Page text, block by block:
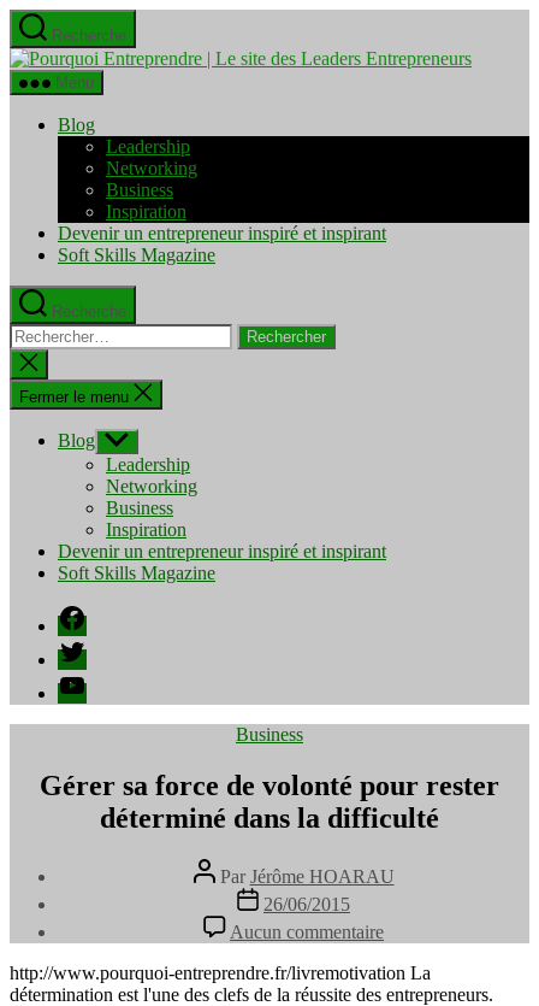
Aller
au
contenu
Recherche
Pourquoi
Menu
Blog
Leadership
Networking
Business
Inspiration
Devenir un entrepreneur inspiré et inspirant
Soft Skills Magazine
Recherche
Rechercher :
Fermer
la
recherche
Fermer le menu
Blog Afficher
le
sous-
menu
Leadership
Networking
Business
Inspiration
Devenir un entrepreneur inspiré et inspirant
Soft Skills Magazine
Facebook
Twitter
YouTube
Catégories
Business
Gérer sa force de volonté pour rester
déterminé dans la difficulté
Auteur
de
l’article
Par Jérôme HOARAU
Date
l’article
26/06/2015
Aucun commentaire
Gérer
sa
force
http://www.pourquoi-entreprendre.fr/livremotivation La
détermination est l'une des clefs de la réussite des entrepreneurs.